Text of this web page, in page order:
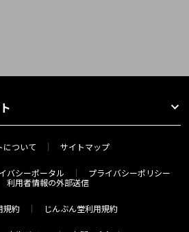
について サイトマップ
バシーポータル
プライバシーポリシー
利用者情報の外部送信
規約 じんぶん堂利用規約